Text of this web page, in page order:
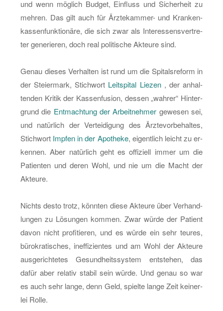
man
und wenn mög­lich Bud­get, Ein­fluss und Si­cher­heit zu
meh­ren. Das gilt auch für Ärz­te­kam­mer- und Kran­ken­
kas­sen­funk­tio­nä­re, die sich zwar als In­ter­es­sens­ver­tre­
ter ge­ne­rie­ren, doch real po­li­ti­sche Ak­teu­re sind.
Genau die­ses Ver­hal­ten ist rund um die Spi­tals­re­form in
der Stei­er­mark, Stich­wort Leit­spi­tal Lie­zen, der an­hal­
ten­den Kri­tik der Kas­sen­fu­si­on, des­sen „wah­rer“ Hin­ter­
grund die Ent­mach­tung der Ar­beit­neh­mer ge­we­sen sei,
und na­tür­lich der Ver­tei­di­gung des Ärz­te­vor­be­hal­tes,
Stich­wort Imp­fen in der Apo­the­ke, ei­gent­lich leicht zu er­
ken­nen. Aber na­tür­lich geht es of­fi­zi­ell immer um die
Pa­ti­en­ten und deren Wohl, und nie um die Macht der
Ak­teu­re.
Nichts desto trotz, könn­ten diese Ak­teu­re über Ver­hand­
lun­gen zu Lö­sun­gen kom­men. Zwar würde der Pa­ti­ent
davon nicht pro­fi­tie­ren, und es würde ein sehr teu­res,
bü­ro­kra­ti­sches, in­ef­fi­zi­en­tes und am Wohl der Ak­teu­re
aus­ge­rich­te­tes Ge­sund­heits­sys­tem ent­ste­hen, das
dafür aber re­la­tiv sta­bil sein würde. Und genau so war
es auch sehr lange, denn Geld, spiel­te lange Zeit kei­ner­
lei Rolle.